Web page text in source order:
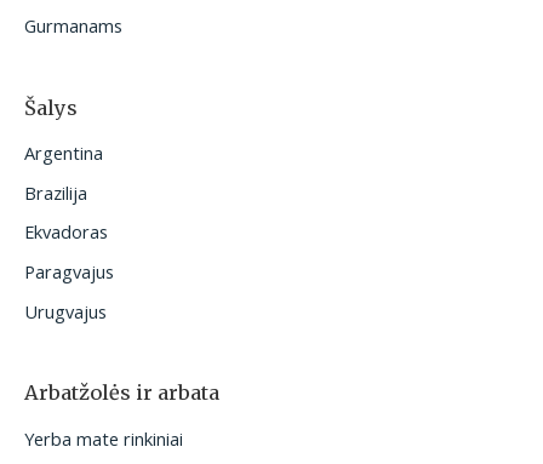
Gurmanams
Šalys
Argentina
Brazilija
Ekvadoras
Paragvajus
Urugvajus
Arbatžolės ir arbata
Yerba mate rinkiniai